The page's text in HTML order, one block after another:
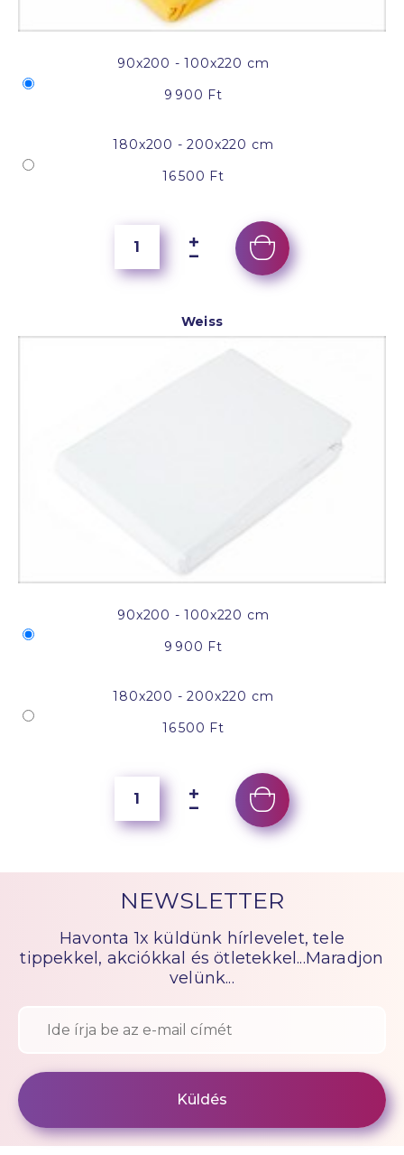
90x200 - 100x220 cm
9 900 Ft
180x200 - 200x220 cm
16 500 Ft
Weiss
90x200 - 100x220 cm
9 900 Ft
180x200 - 200x220 cm
16 500 Ft
NEWSLETTER
Havonta 1x küldünk hírlevelet, tele
tippekkel, akciókkal és ötletekkel...Maradjon
velünk...